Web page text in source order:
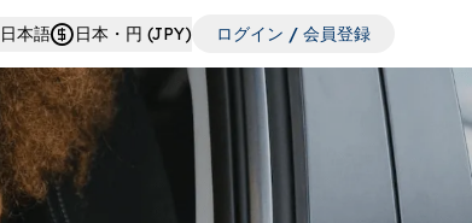
日本語 日本・円 (JPY) ログイン / 会員登録